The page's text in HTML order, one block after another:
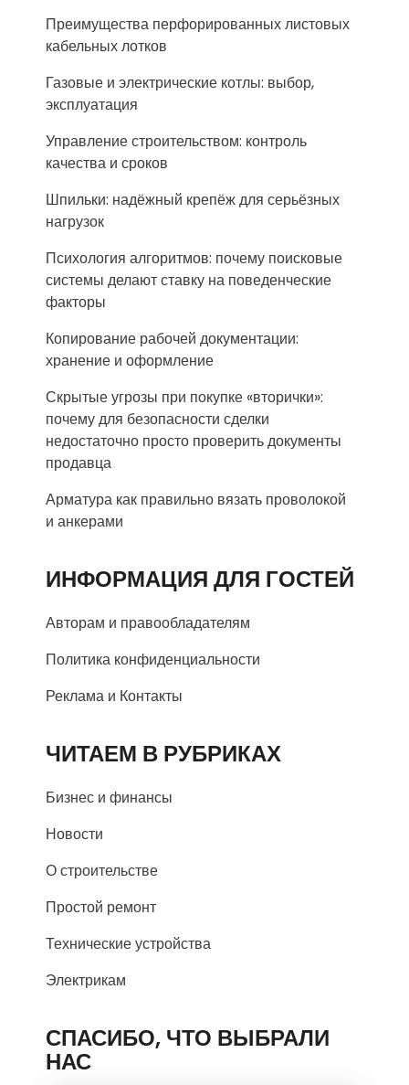
Преимущества перфорированных листовых
кабельных лотков
Газовые и электрические котлы: выбор,
эксплуатация
Управление строительством: контроль
качества и сроков
Шпильки: надёжный крепёж для серьёзных
нагрузок
Психология алгоритмов: почему поисковые
системы делают ставку на поведенческие
факторы
Копирование рабочей документации:
хранение и оформление
Скрытые угрозы при покупке «вторички»:
почему для безопасности сделки
недостаточно просто проверить документы
продавца
Арматура как правильно вязать проволокой
и анкерами
ИНФОРМАЦИЯ ДЛЯ ГОСТЕЙ
Авторам и правообладателям
Политика конфиденциальности
Реклама и Контакты
ЧИТАЕМ В РУБРИКАХ
Бизнес и финансы
Новости
О строительстве
Простой ремонт
Технические устройства
Электрикам
СПАСИБО, ЧТО ВЫБРАЛИ
НАС